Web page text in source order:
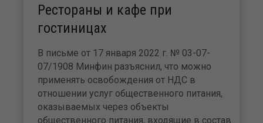
Рестораны и кафе при
гостиницах
В письме от 17 января 2022 г. № 03-07-
07/1908 Минфин разъяснил, что можно
применять освобождения от НДС в
отношении услуг общественного питания,
оказываемых через объекты
общественного питания, входящие в состав